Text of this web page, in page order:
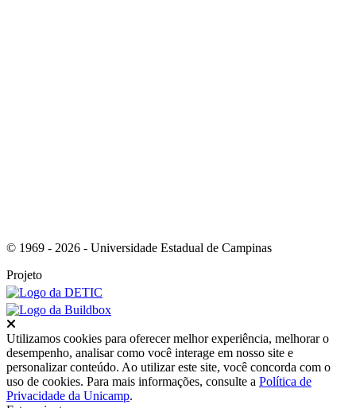
© 1969 - 2026 - Universidade Estadual de Campinas
Projeto
Utilizamos cookies para oferecer melhor experiência, melhorar o
desempenho, analisar como você interage em nosso site e
personalizar conteúdo. Ao utilizar este site, você concorda com o
uso de cookies. Para mais informações, consulte a Política de
Privacidade da Unicamp.